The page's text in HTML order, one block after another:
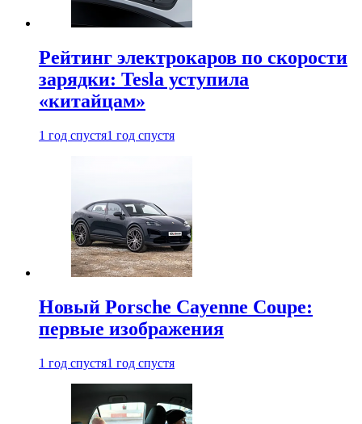
Рейтинг электрокаров по скорости
зарядки: Tesla уступила
«китайцам»
1 год спустя1 год спустя
Новый Porsche Cayenne Coupe:
первые изображения
1 год спустя1 год спустя